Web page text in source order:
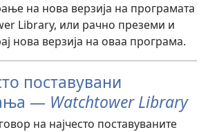
на нова верзија на програмата
Library, или рачно преземи и
нова верзија на оваа програма.
поставувани
— Watchtower Library
на најчесто поставуваните